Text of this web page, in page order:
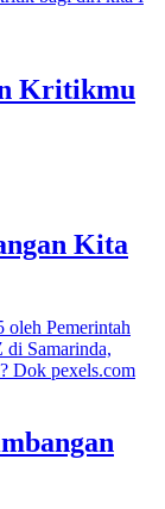
Kritikmu
Kita